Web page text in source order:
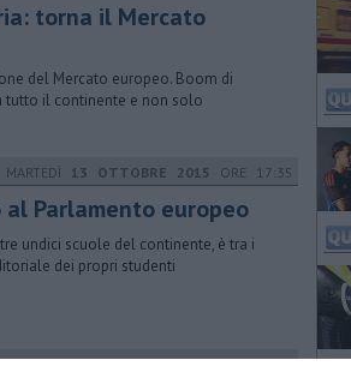
torna il Mercato
del Mercato europeo. Boom di
tutto il continente e non solo
MARTEDÌ 13 OTTOBRE 2015 ORE 17:35
Parlamento europeo
undici scuole del continente, è tra i
dei propri studenti
DOMENICA26 AGOSTO 2018ORE 07:15